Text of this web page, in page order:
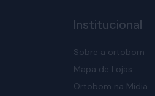
Institucional
Sobre a ortobom
Mapa de Lojas
Ortobom na Mídia